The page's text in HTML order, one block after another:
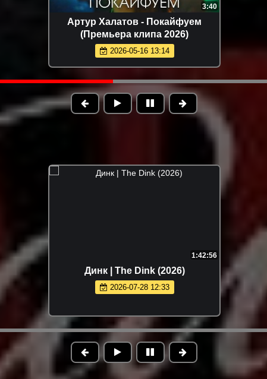
3:02
Ислам Итляшев - Ай да она
(Премьера клипа 2026)
2026-06-18 15:43
1:42:56
Динк | The Dink (2026)
2026-07-28 12:33